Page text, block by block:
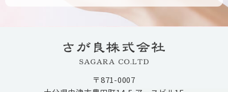
〒871-0007